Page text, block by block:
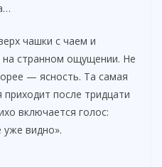
чашки с чаем и
странном ощущении. Не
— ясность. Та самая
после тридцати
включается голос:
видно».